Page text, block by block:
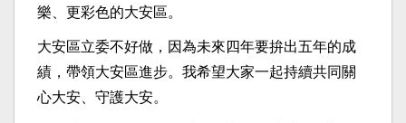
樂、更彩色的大安區。
大安區立委不好做，因為未來四年要拚出五年的成
績，帶領大安區進步。我希望大家一起持續共同關
心大安、守護大安。